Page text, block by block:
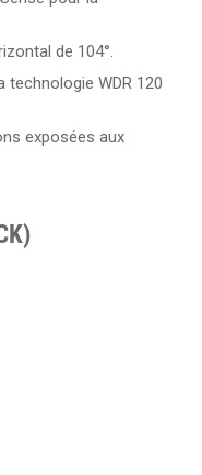
5EUNde 104°.
WDR 120
exposées aux